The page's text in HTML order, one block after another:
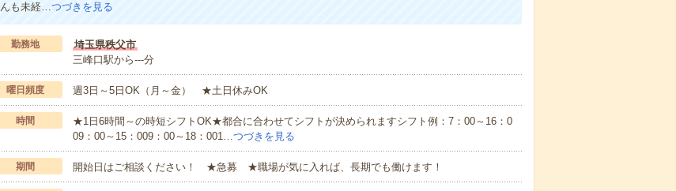
んも未経…つづきを見る
勤務地
埼玉県秩父市
三峰口駅から---分
曜日頻度 週3日～5日OK（月～金） ★土日休みOK
時間
★1日6時間～の時短シフトOK★都合に合わせてシフトが決められますシフト例：7：00～16：0
09：00～15：009：00～18：001…つづきを見る
期間 開始日はご相談ください！ ★急募 ★職場が気に入れば、長期でも働けます！